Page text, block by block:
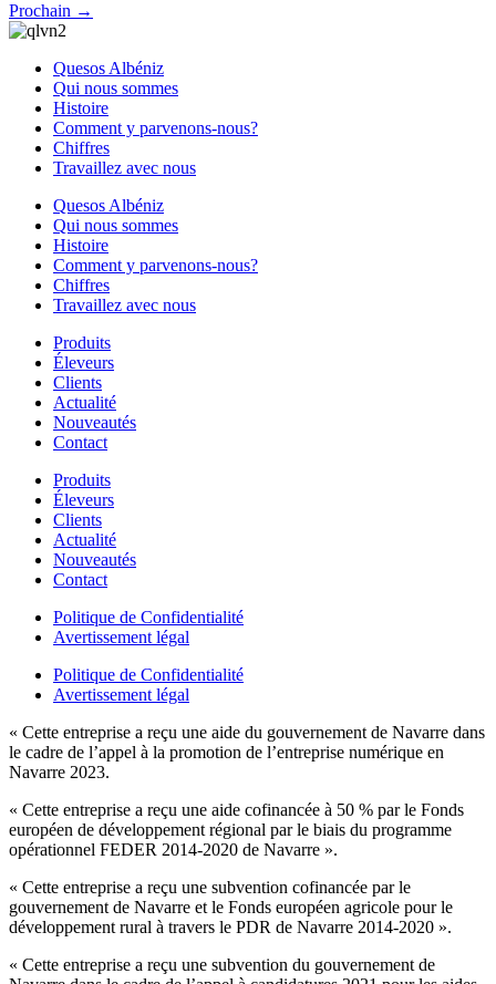
Prochain →
Quesos Albéniz
Qui nous sommes
Histoire
Comment y parvenons-nous?
Chiffres
Travaillez avec nous
Quesos Albéniz
Qui nous sommes
Histoire
Comment y parvenons-nous?
Chiffres
Travaillez avec nous
Produits
Éleveurs
Clients
Actualité
Nouveautés
Contact
Produits
Éleveurs
Clients
Actualité
Nouveautés
Contact
Politique de Confidentialité
Avertissement légal
Politique de Confidentialité
Avertissement légal
« Cette entreprise a reçu une aide du gouvernement de Navarre dans
le cadre de l’appel à la promotion de l’entreprise numérique en
Navarre 2023.
« Cette entreprise a reçu une aide cofinancée à 50 % par le Fonds
européen de développement régional par le biais du programme
opérationnel FEDER 2014-2020 de Navarre ».
« Cette entreprise a reçu une subvention cofinancée par le
gouvernement de Navarre et le Fonds européen agricole pour le
développement rural à travers le PDR de Navarre 2014-2020 ».
« Cette entreprise a reçu une subvention du gouvernement de